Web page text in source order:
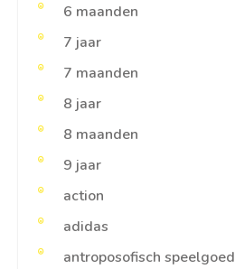
6 maanden
7 jaar
7 maanden
8 jaar
8 maanden
9 jaar
action
adidas
antroposofisch speelgoed